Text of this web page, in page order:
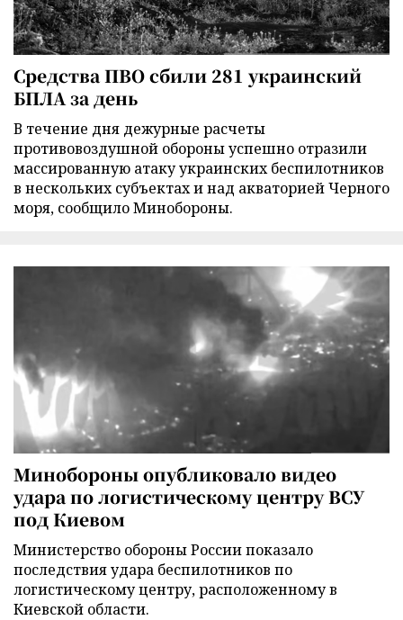
Средства ПВО сбили 281 украинский
БПЛА за день
В течение дня дежурные расчеты
противовоздушной обороны успешно отразили
массированную атаку украинских беспилотников
в нескольких субъектах и над акваторией Черного
моря, сообщило Минобороны.
Минобороны опубликовало видео
удара по логистическому центру ВСУ
под Киевом
Министерство обороны России показало
последствия удара беспилотников по
логистическому центру, расположенному в
Киевской области.